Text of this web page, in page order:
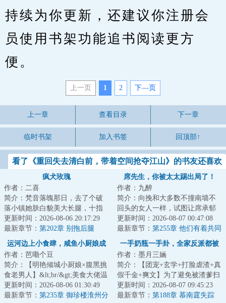
持续为你更新，还建议你注册会
员使用书架功能追书阅读更方
便。
上一页 1 2 下—页
上一章 查看目录 下一章
临时书架 加入书签 回顶部↑
看了《重回失去清白前，带着空间抢夺江山》的书友还喜欢
疯犬玫瑰
作者：二喜
简介：梵音落魄那日，去了个破
落小镇她肤白貌美大长腿，十指
不沾阳春水，很快成了这个地方
的焦点所有男人...
更新时间：2026-08-06 20:17:29
最新章节： 第202章 别拖后腿
席先生，你被太太踢出局了！
作者：九醉
简介：向挽和大多数不撞南墙不
回头的女人一样，试图让席承郁
这样的男人爱上自己。&lt;br/&gt;
可是三年婚...
更新时间：2026-08-07 00:47:08
最新章节： 第255章 他们有着共同
的孩子
运河边上小食肆，咸鱼小厨娘成
首富了！
作者：芭嘞个豆
简介：【明艳倾城小厨娘×腹黑挑
食老男人】&lt;br/&gt;美食大佬温
禧，猝死后穿进了限制级古言小
说里，成...
更新时间：2026-08-06 01:30:49
最新章节： 第235章 御珍楼淮州分
一手奶瓶一手卦，全家反派都被
萌化
作者：墨月三婳
简介：【团宠+玄学+打脸虐渣+真
假千金+爽文】为了避免被渣爹扫
地出门，跟着外祖一家造反被斩
首的悲剧，小...
更新时间：2026-08-07 09:45:23
最新章节： 第188章 慕南霆失踪